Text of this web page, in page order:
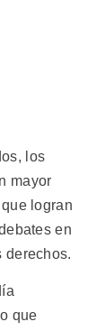
los
mayor
logran
en
derechos.
que